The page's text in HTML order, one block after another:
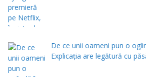
De ce unii oameni pun o
Explicația are legătură cu